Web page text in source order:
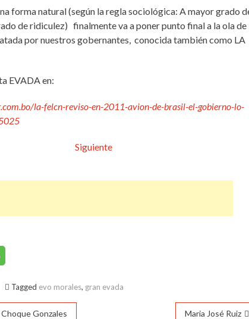
forma natural (según la regla sociológica: A mayor grado
de ridiculez) finalmente va a poner punto final a la ola de
por nuestros gobernantes, conocida también como LA
EVADA en:
la-felcn-reviso-en-2011-avion-de-brasil-el-gobierno-lo-
Siguiente
Tagged evo morales, gran evada
Gonzales Maria José Ruiz